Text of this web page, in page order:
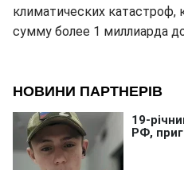
климатических
сумму более 1 миллиарда